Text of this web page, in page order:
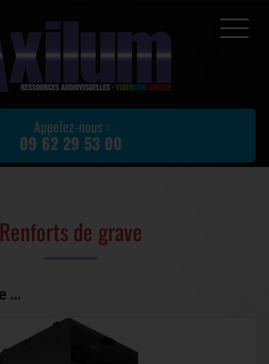
Appelez-nous :
09 62 29 53 00
Accueil
Prestations
Location de matériel
Avis client
Renforts de grave
Renforts de grave